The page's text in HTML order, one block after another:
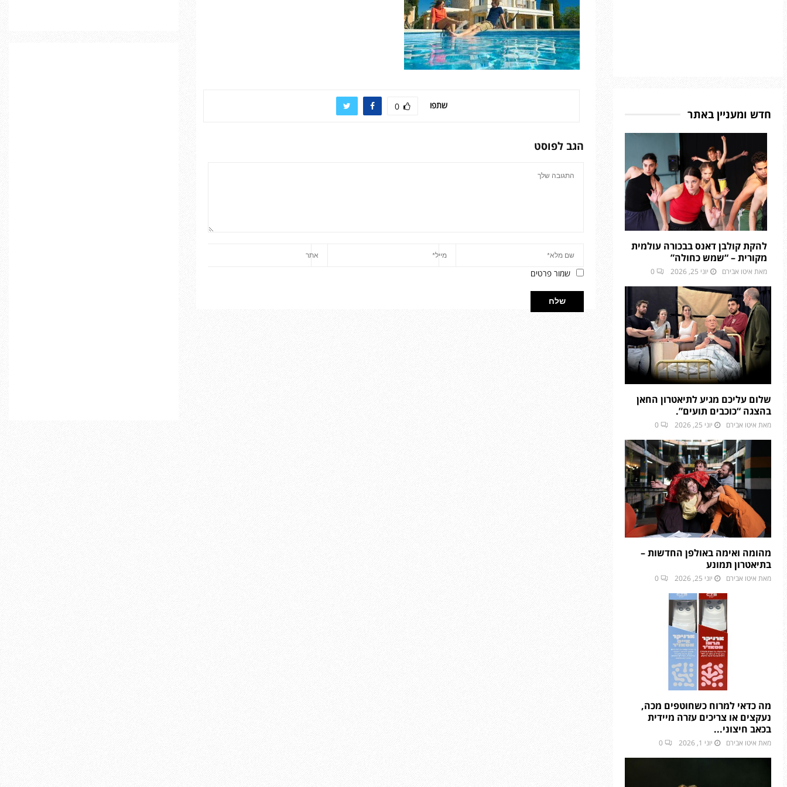
שתפו 0
הגב לפוסט
שמור פרטים
חדש ומעניין באתר
להקת קולבן דאנס בבכורה עולמית
מקורית – “שמש כחולה”
מאת איטו אבירם יוני 25, 2026 0
שלום עליכם מגיע לתיאטרון החאן
בהצגה “כוכבים תועים”.
מאת איטו אבירם יוני 25, 2026 0
מהומה ואימה באולפן החדשות –
בתיאטרון תמונע
מאת איטו אבירם יוני 25, 2026 0
מה כדאי למרוח כשחוטפים מכה,
נעקצים או צריכים עזרה מיידית
בכאב חיצוני...
מאת איטו אבירם יוני 1, 2026 0